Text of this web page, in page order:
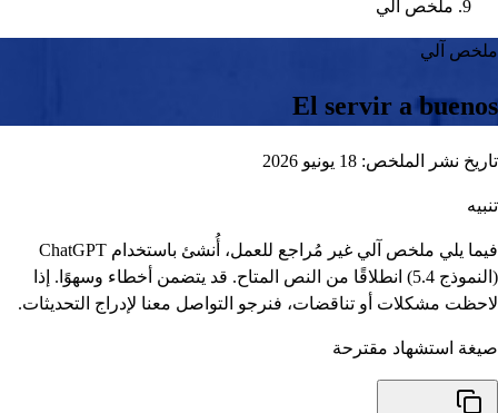
ملخص آلي
ملخص آلي
El servir a buenos
تاريخ نشر الملخص: 18 يونيو 2026
تنبيه
فيما يلي ملخص آلي غير مُراجع للعمل، أُنشئ باستخدام ChatGPT
(النموذج 5.4) انطلاقًا من النص المتاح. قد يتضمن أخطاء وسهوًا. إذا
لاحظت مشكلات أو تناقضات، فنرجو التواصل معنا لإدراج التحديثات.
صيغة استشهاد مقترحة